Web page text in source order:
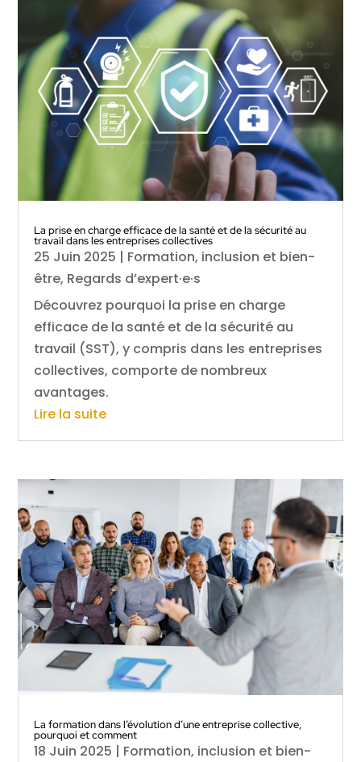
La prise en charge efficace de la santé et de la sécurité au
travail dans les entreprises collectives
25 Juin 2025 | Formation, inclusion et bien-
être, Regards d’expert·e·s
Découvrez pourquoi la prise en charge
efficace de la santé et de la sécurité au
travail (SST), y compris dans les entreprises
collectives, comporte de nombreux
avantages.
Lire la suite
La formation dans l’évolution d’une entreprise collective,
pourquoi et comment
18 Juin 2025 | Formation, inclusion et bien-